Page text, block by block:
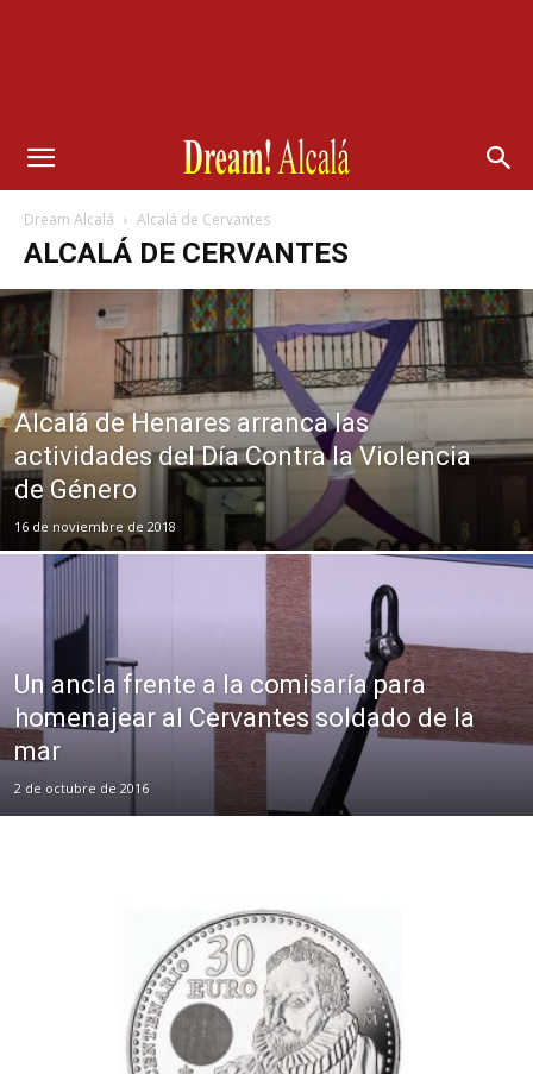
Dream Alcalá Alcalá de Cervantes
ALCALÁ DE CERVANTES
Alcalá de Henares arranca las
actividades del Día Contra la Violencia
de Género
16 de noviembre de 2018
Un ancla frente a la comisaría para
homenajear al Cervantes soldado de la
mar
2 de octubre de 2016